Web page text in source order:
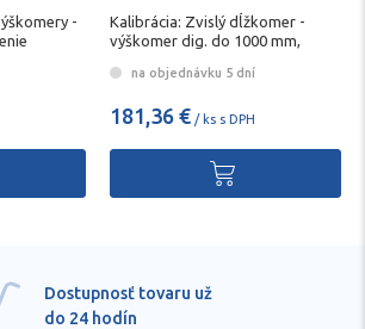
-
Kalibrácia: Zvislý dĺžkomer -
výškomer dig. do 1000 mm,
na objednávku 5 dní
181,36 € / ks s DPH
Dostupnosť tovaru už
do 24 hodín